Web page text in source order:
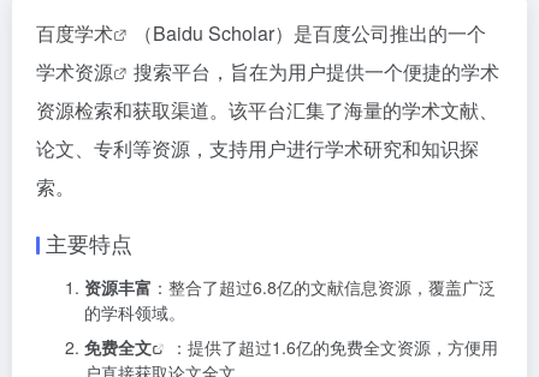
百度学术
（Baidu Scholar）是百度公司推出的一个
学术资源
搜索平台，旨在为用户提供一个便捷的学术
资源检索和获取渠道。该平台汇集了海量的学术文献、
论文、专利等资源，支持用户进行学术研究和知识探
索。
主要特点
资源丰富 ：整合了超过6.8亿的文献信息资源，覆盖广泛
的学科领域。
免费全文
：提供了超过1.6亿的免费全文资源，方便用
户直接获取论文全文。